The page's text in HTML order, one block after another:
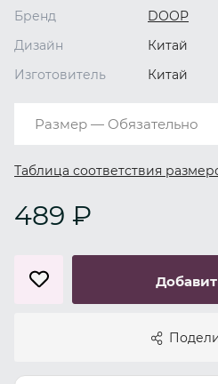
Бренд
DOOP
Дизайн
Китай
Изготовитель
Китай
Размер — Обязательно
Таблица соответствия
489 ₽